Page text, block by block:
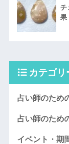
チ
果
カテゴリ
占い師のため
占い師のため
イベント・期